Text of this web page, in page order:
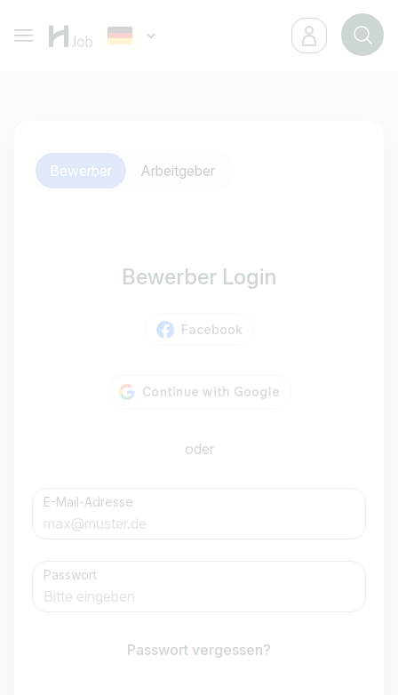
Bewerber Arbeitgeber
Bewerber Login
Facebook
oder
E-Mail-Adresse
Passwort
Passwort vergessen?